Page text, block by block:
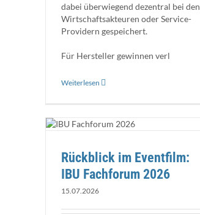
dabei überwiegend dezentral bei den
Wirtschaftsakteuren oder Service-
Providern gespeichert.
Für Hersteller gewinnen verl
Weiterlesen
Rückblick im Eventfilm:
IBU Fachforum 2026
15.07.2026